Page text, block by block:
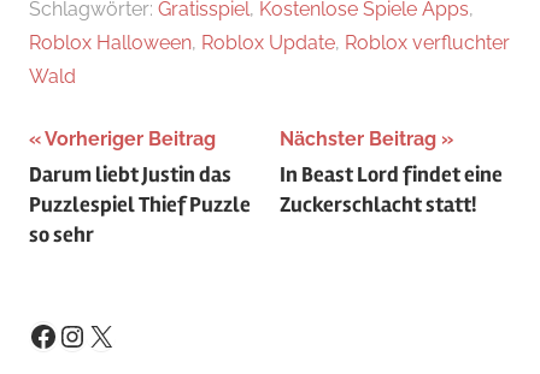
Schlagwörter: Gratisspiel, Kostenlose Spiele Apps,
Roblox Halloween, Roblox Update, Roblox verfluchter
Wald
Beitragsnavigation
Vorheriger Beitrag
Darum liebt Justin das
Puzzlespiel Thief Puzzle
so sehr
Nächster Beitrag
In Beast Lord findet eine
Zuckerschlacht statt!
Facebook
Instagram
X